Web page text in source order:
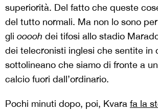
superiorità. Del fatto che queste
del tutto normali. Ma non lo sono
gli ooooh dei tifosi allo stadio
dei telecronisti inglesi che sentite in
sottolineano che siamo di fronte a
calcio fuori dall’ordinario.
Pochi minuti dopo, poi, Kvara fa la